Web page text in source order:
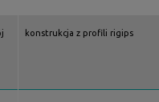
konstrukcja z profili rigips